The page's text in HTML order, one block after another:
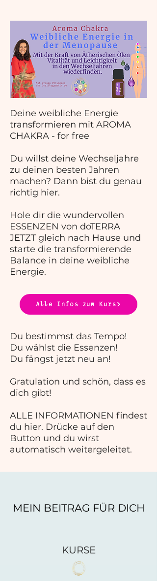
Deine weibliche Energie
transformieren mit AROMA
CHAKRA - for free
Du willst deine Wechseljahre
zu deinen besten Jahren
machen? Dann bist du genau
richtig hier.
Hole dir die wundervollen
ESSENZEN von doTERRA
JETZT gleich nach Hause und
starte die transformierende
Balance in deine weibliche
Energie.
Alle Infos zum Kurs
Du bestimmst das Tempo!
Du wählst die Essenzen!
Du fängst jetzt neu an!
Gratulation und schön, dass es
dich gibt!
ALLE INFORMATIONEN findest
du hier. Drücke auf den
Button und du wirst
automatisch weitergeleitet.
MEIN BEITRAG FÜR DICH
KURSE